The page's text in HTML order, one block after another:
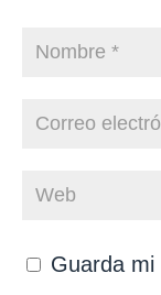
Guarda